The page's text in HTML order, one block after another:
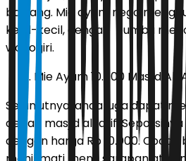
bawang. Mie ayam nego
kecil-kecil, dengan bumbu
wonogiri.
Mie Ayam 10.000 Masjid Al-
Selanjutnya, anda juga dapat
depan masjid al-arif.
dengan harga Rp 10.000. Cocok